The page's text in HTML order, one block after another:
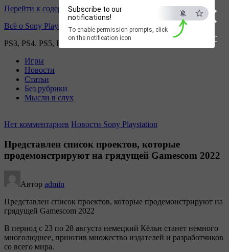
×
ESC
Subscribe to our
notifications!
To enable permission prompts, click
on the notification icon
Перейти к содержимому
Всё о Sony Playstation
PS3, PS4. PS5, PS games
Игры
Новости
Статьи
Без рубрики
Мысли в слух
Нет комментариев Новости Sony Playstation
Представлен список проектов, которые
продемонстрируют на грядущей Gamescom 2022
Автор admin
Представлен список проектов, которые продемонстрируют на
грядущей Gamescom 2022
В период с 23 по 28 августа немецкий Кёльн станет немного
многолюднее, приютив множество издателей и разработчиков
со всего мира.